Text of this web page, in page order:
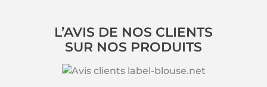
L’AVIS DE NOS CLIENTS
SUR NOS PRODUITS